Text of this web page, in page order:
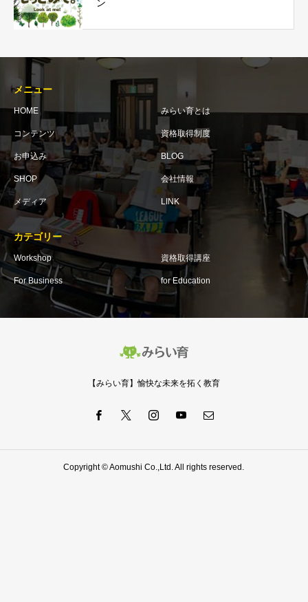
ン
メニュー
HOME みらい育とは
コンテンツ 資格取得制度
お申込み BLOG
SHOP 会社情報
メディア LINK
カテゴリー
Workshop 資格取得講座
For Business for Education
【みらい育】愉快な未来を拓く教育
Copyright © Aomushi Co.,Ltd. All rights reserved.